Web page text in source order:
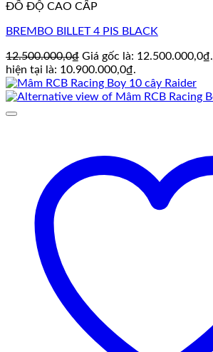
ĐỒ ĐỘ CAO CẤP
BREMBO BILLET 4 PIS BLACK
12.500.000,0₫ Giá gốc là: 12.500.000,0₫.
hiện tại là: 10.900.000,0₫.